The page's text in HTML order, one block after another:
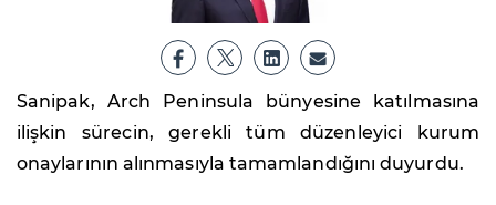
Sanipak, Arch Peninsula bünyesine katılmasına
ilişkin sürecin, gerekli tüm düzenleyici kurum
onaylarının alınmasıyla tamamlandığını duyurdu.